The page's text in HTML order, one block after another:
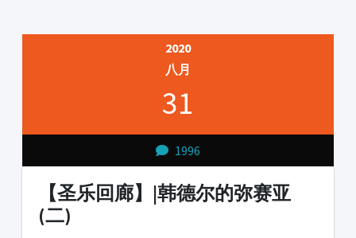
2020
八月
31
1996
【圣乐回廊】|韩德尔的弥赛亚
(二)